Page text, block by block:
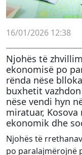
16/01/2026 12:38
Njohës të
ekonomisë po
rënda nëse
buxhetit
nëse vendi hyn
miratuar,
ekonomik dhe
Njohës të
po paralajmërojnë